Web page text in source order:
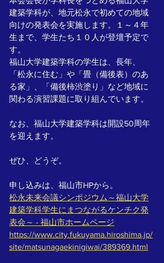
建築学科が、地元松永で初めての地域
向けの発表会を実施します。１～４年
生まで、学生たち１０人が登壇予定で
す。
福山大学建築学科の学生は、長年、
「松永に住む」や「畳（備後表）のあ
る家」、「備後柿渋塗り」など地域に
関わる演習課題に取り組んでいます。
なお、福山大学建築学科は開設50周年
を迎えます。
ぜひ、どうぞ。
申し込みは、福山市HPから。
松永未来会議シンポジウム～福山大学
建築学科学生にまつながるケンチク発
表会～ - 福山市ホームページ
https://www.city.fukuyama.hiroshima.jp/
site/matsunagaekinigiwai/389369.html